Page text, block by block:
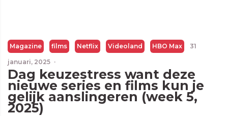
Magazine films Netflix Videoland HBO Max 31
januari, 2025 ·
Dag keuzestress want deze
nieuwe series en films kun je
gelijk aanslingeren (week 5,
2025)